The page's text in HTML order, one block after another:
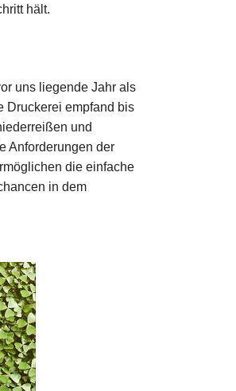
hält.
uns liegende Jahr als
Druckerei empfand bis
und
Anforderungen der
die einfache
in dem